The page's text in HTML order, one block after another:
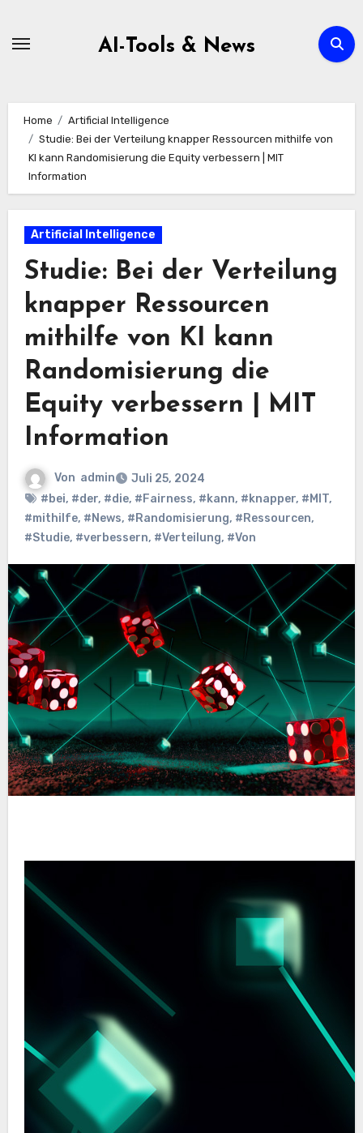
AI-Tools & News
Home
Artificial Intelligence
Studie: Bei der Verteilung knapper Ressourcen mithilfe von
KI kann Randomisierung die Equity verbessern | MIT
Information
Artificial Intelligence
Studie: Bei der Verteilung
knapper Ressourcen
mithilfe von KI kann
Randomisierung die
Equity verbessern | MIT
Information
Von admin
Juli 25, 2024
#bei, #der, #die, #Fairness, #kann, #knapper, #MIT,
#mithilfe, #News, #Randomisierung, #Ressourcen,
#Studie, #verbessern, #Verteilung, #Von